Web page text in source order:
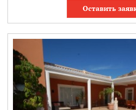
Оставить